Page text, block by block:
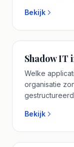
Bekijk
Shadow IT
Welke
organisatie
consultant
Bekijk